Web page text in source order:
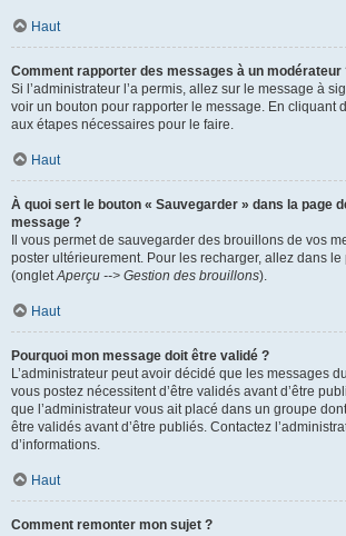
Haut
Comment rapporter des messages à un modérateur
Si l’administrateur l’a permis, allez sur le message à
voir un bouton pour rapporter le message. En cliquant
aux étapes nécessaires pour le faire.
Haut
À quoi sert le bouton « Sauvegarder » dans la page
message ?
Il vous permet de sauvegarder des brouillons de vos
poster ultérieurement. Pour les recharger, allez dans le
(ongletAperçu --> Gestion des brouillons).
Haut
Pourquoi mon message doit être validé ?
L’administrateur peut avoir décidé que les messages
vous postez nécessitent d’être validés avant d’être
que l’administrateur vous ait placé dans un groupe
être validés avant d’être publiés. Contactez
d’informations.
Haut
Comment remonter mon sujet ?